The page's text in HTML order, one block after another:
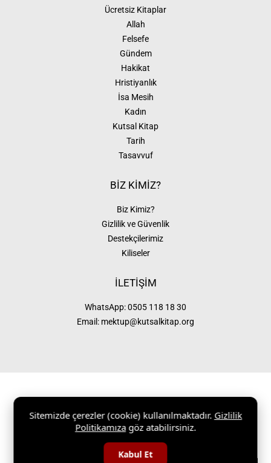
Ücretsiz Kitaplar
Allah
Felsefe
Gündem
Hakikat
Hristiyanlık
İsa Mesih
Kadın
Kutsal Kitap
Tarih
Tasavvuf
BİZ KİMİZ?
Biz Kimiz?
Gizlilik ve Güvenlik
Destekçilerimiz
Kiliseler
İLETİŞİM
WhatsApp:0505 118 18 30
Email: mektup@kutsalkitap.org
KutsalKitap.org 1997 – 2026 |Gizlilik ve Güvenlik|Site Haritası
Sitemizde çerezler (cookie) kullanılmaktadır. Gizlilik
Politikamıza göz atabilirsiniz.
Kabul Et